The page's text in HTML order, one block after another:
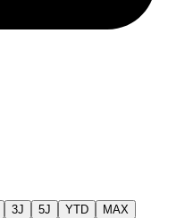
3J 5J YTD MAX